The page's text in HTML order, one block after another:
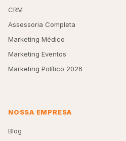
CRM
Assessoria Completa
Marketing Médico
Marketing Eventos
Marketing Político 2026
NOSSA EMPRESA
Blog